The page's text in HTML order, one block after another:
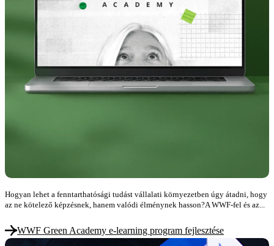
Hogyan lehet a fenntarthatósági tudást vállalati környezetben úgy átadni, hogy
az ne kötelező képzésnek, hanem valódi élménynek hasson?A WWF-fel és az...
WWF Green Academy e-learning program fejlesztése